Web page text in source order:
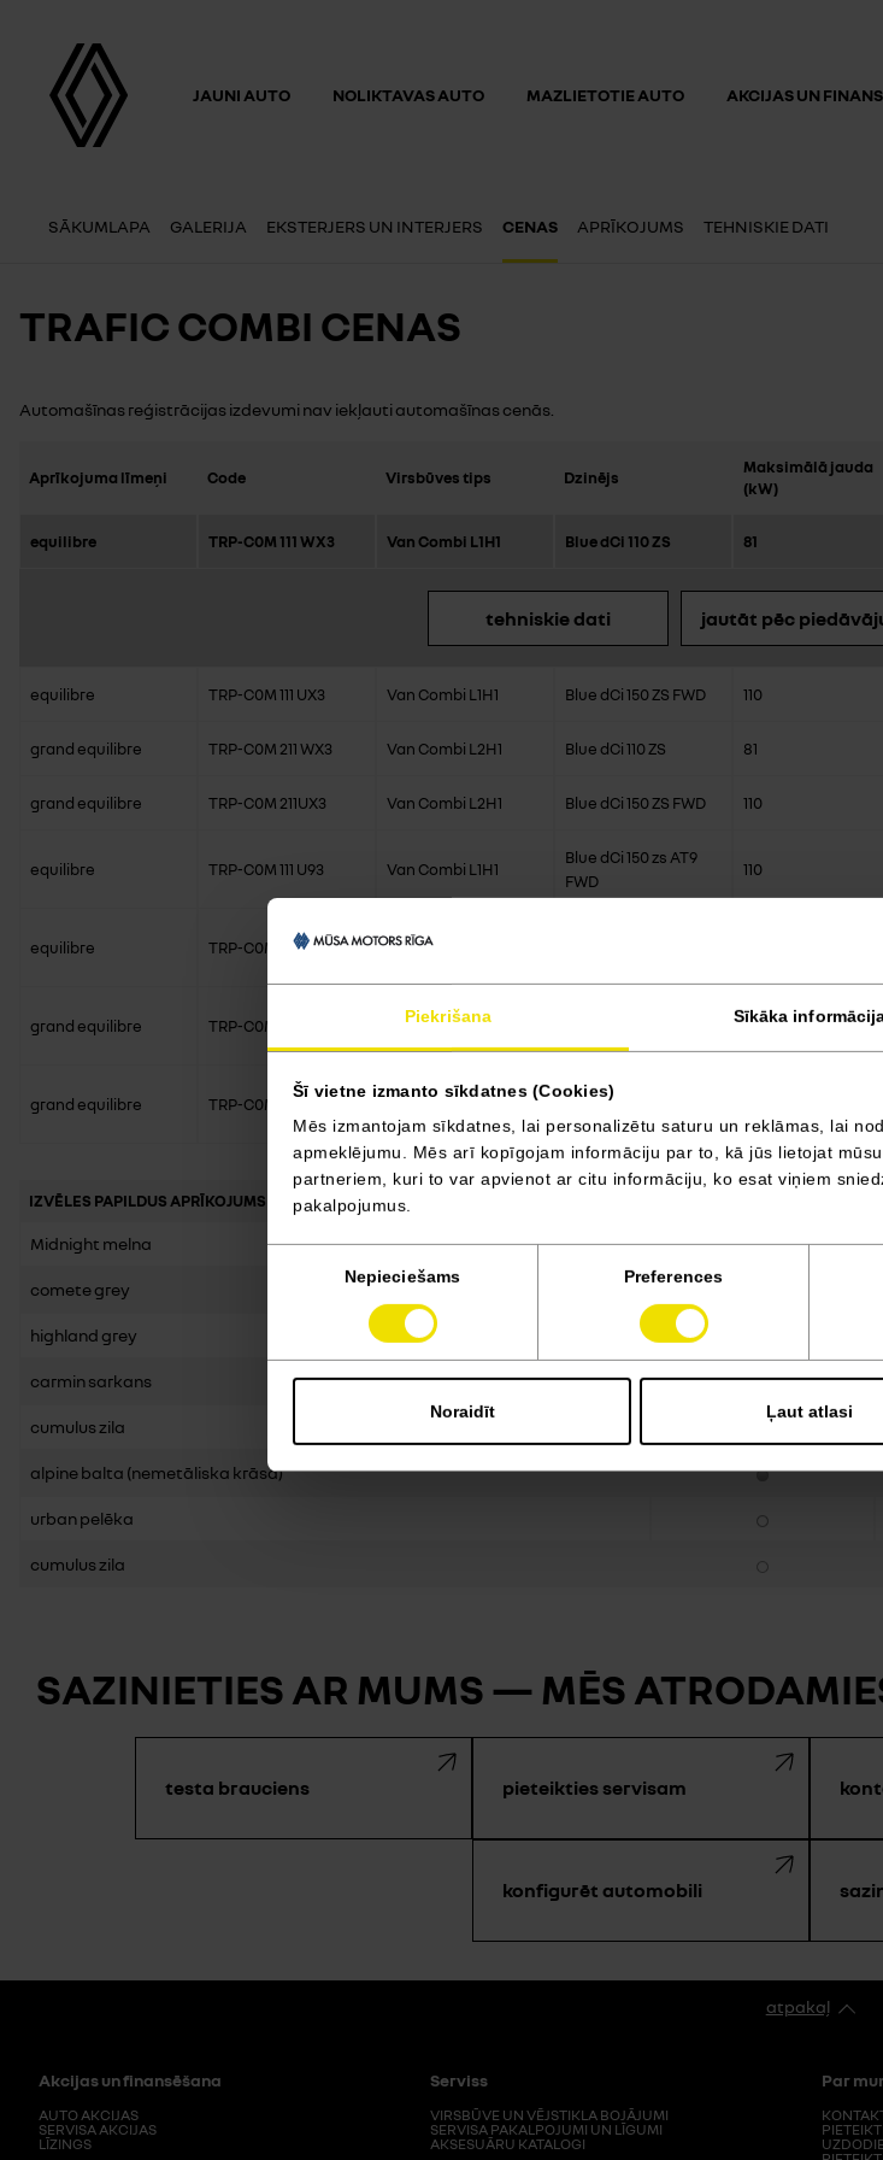
Piekrišana Sīkāka
Šī vietne izmanto sīkdatnes (Cookies)
Mēs izmantojam sīkdatnes, lai personalizētu saturu un reklāmas, lai
apmeklējumu. Mēs arī kopīgojam informāciju par to, kā jūs lietojat
partneriem, kuri to var apvienot ar citu informāciju, ko esat viņiem
pakalpojumus.
Nepieciešams Preferences
Noraidīt Ļaut atlasi
JAUNI AUTO NOLIKTAVAS AUTO MAZLIETOTIE AUTO AKCIJAS UN
SĀKUMLAPA GALERIJA EKSTERJERS UN INTERJERS CENAS APRĪKOJUMS TEHNISKIE DATI
TRAFIC COMBI CENAS
Automašīnas reģistrācijas izdevumi nav iekļauti automašīnas cenās.
Aprīkojuma līmeņi Code Virsbūves tips Dzinējs
Maksimālā jauda
(kW)
equilibre TRP-C0M 111 WX3 Van Combi L1H1 Blue dCi 110 ZS 81
tehniskie dati jautāt pēc
equilibre TRP-C0M 111 UX3 Van Combi L1H1 Blue dCi 150 ZS FWD 110
grand equilibre TRP-C0M 211 WX3 Van Combi L2H1 Blue dCi 110 ZS 81
grand equilibre TRP-C0M 211UX3 Van Combi L2H1 Blue dCi 150 ZS FWD 110
equilibre TRP-C0M 111 U93 Van Combi L1H1
Blue dCi 150 zs AT9
FWD
110
equilibre TRP-C0M 111 V93 Van Combi L1H1
grand equilibre TRP-C0M 211 U93 Van Combi L2H1 110
grand equilibre TRP-C0M 211 V93
Blue dCi 170 ZS AT9
IZVĒLES PAPILDUS APRĪKOJUMS
Midnight melna
comete grey
highland grey
carmin sarkans
cumulus zila
alpine balta (nemetāliska krāsa)
urban pelēka
cumulus zila
SAZINIETIES AR MUMS — MĒS
testa brauciens pieteikties servisam
konfigurēt automobili
atpakaļ
Akcijas un finansēšana
AUTO AKCIJAS
SERVISA AKCIJAS
LĪZINGS
Serviss
VIRSBŪVE UN VĒJSTIKLA BOJĀJUMI
SERVISA PAKALPOJUMI UN LĪGUMI
AKSESUĀRU KATALOGI
Par